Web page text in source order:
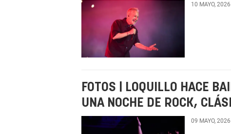
10 MAYO, 2026
FOTOS | LOQUILLO HACE
UNA NOCHE DE ROCK,
09 MAYO, 2026